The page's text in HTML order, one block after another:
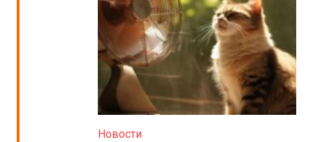
Новости